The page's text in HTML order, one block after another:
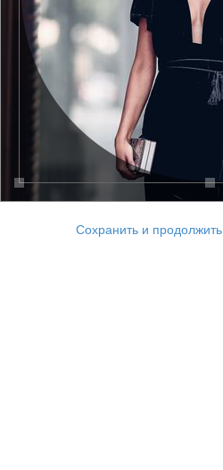
Сохранить и продолжить